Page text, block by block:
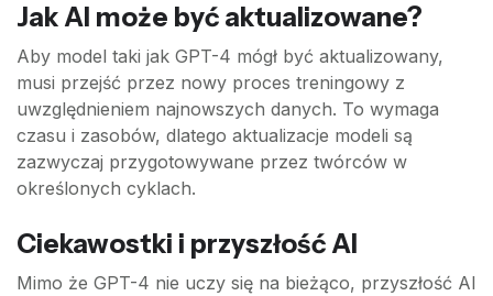
Jak AI może być aktualizowane?
Aby model taki jak GPT-4 mógł być aktualizowany,
musi przejść przez nowy proces treningowy z
uwzględnieniem najnowszych danych. To wymaga
czasu i zasobów, dlatego aktualizacje modeli są
zazwyczaj przygotowywane przez twórców w
określonych cyklach.
Ciekawostki i przyszłość AI
Mimo że GPT-4 nie uczy się na bieżąco, przyszłość AI